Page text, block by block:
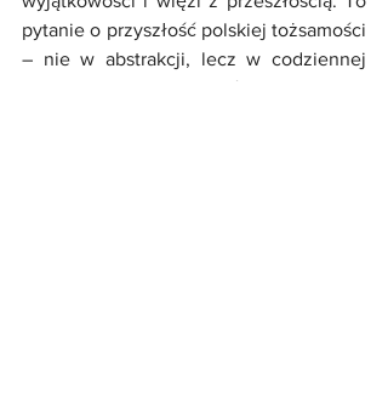
pytanie o przyszłość polskiej tożsamości
– nie w abstrakcji, lecz w codziennej
pracy nauczycieli i uczniów.